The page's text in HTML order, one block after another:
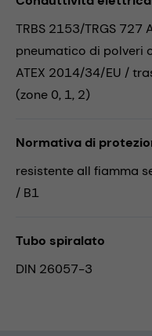
TRBS 2153/TRGS
pneumatico di polveri
ATEX 2014/34/EU /
(zone 0, 1, 2)
Normativa di
resistente all fiamma
/ B1
Tubo spiralato
DIN 26057-3